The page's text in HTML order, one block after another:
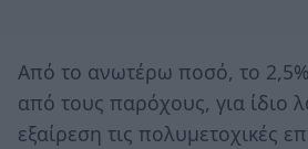
Από το ανωτέρω ποσό, το 2,5%
από τους παρόχους, για ίδιο
εξαίρεση τις πολυμετοχικές